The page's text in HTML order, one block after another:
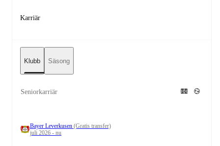
Karriär
Klubb Säsong
Seniorkarriär
Bayer Leverkusen (Gratis transfer)
juli 2026 - nu